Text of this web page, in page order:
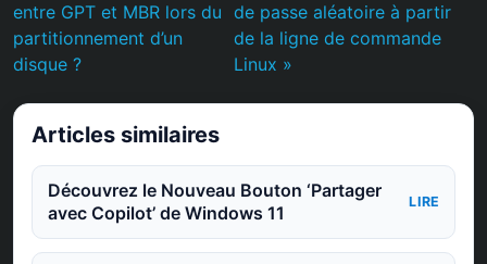
entre GPT et MBR lors du
partitionnement d’un
disque ?
de passe aléatoire à partir
de la ligne de commande
Linux »
Articles similaires
Découvrez le Nouveau Bouton ‘Partager
avec Copilot’ de Windows 11
LIRE